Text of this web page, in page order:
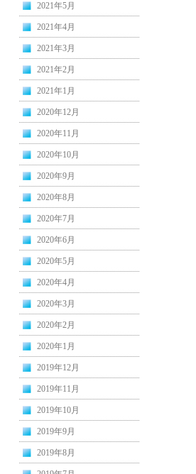
2021年5月
2021年4月
2021年3月
2021年2月
2021年1月
2020年12月
2020年11月
2020年10月
2020年9月
2020年8月
2020年7月
2020年6月
2020年5月
2020年4月
2020年3月
2020年2月
2020年1月
2019年12月
2019年11月
2019年10月
2019年9月
2019年8月